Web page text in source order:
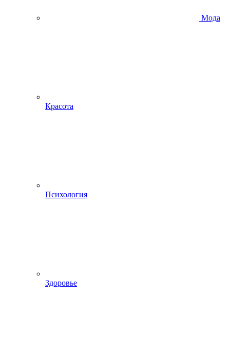
Мода
Красота
Психология
Здоровье